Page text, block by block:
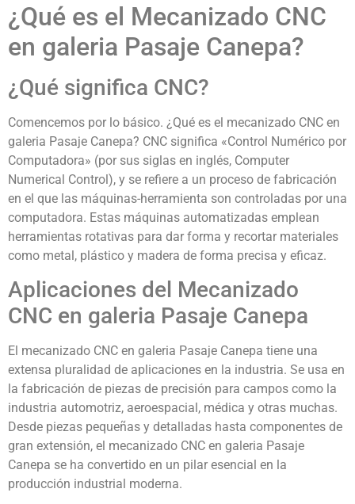
¿Qué es el Mecanizado CNC
en galeria Pasaje Canepa?
¿Qué significa CNC?
Comencemos por lo básico. ¿Qué es el mecanizado CNC en
galeria Pasaje Canepa? CNC significa «Control Numérico por
Computadora» (por sus siglas en inglés, Computer
Numerical Control), y se refiere a un proceso de fabricación
en el que las máquinas-herramienta son controladas por una
computadora. Estas máquinas automatizadas emplean
herramientas rotativas para dar forma y recortar materiales
como metal, plástico y madera de forma precisa y eficaz.
Aplicaciones del Mecanizado
CNC en galeria Pasaje Canepa
El mecanizado CNC en galeria Pasaje Canepa tiene una
extensa pluralidad de aplicaciones en la industria. Se usa en
la fabricación de piezas de precisión para campos como la
industria automotriz, aeroespacial, médica y otras muchas.
Desde piezas pequeñas y detalladas hasta componentes de
gran extensión, el mecanizado CNC en galeria Pasaje
Canepa se ha convertido en un pilar esencial en la
producción industrial moderna.